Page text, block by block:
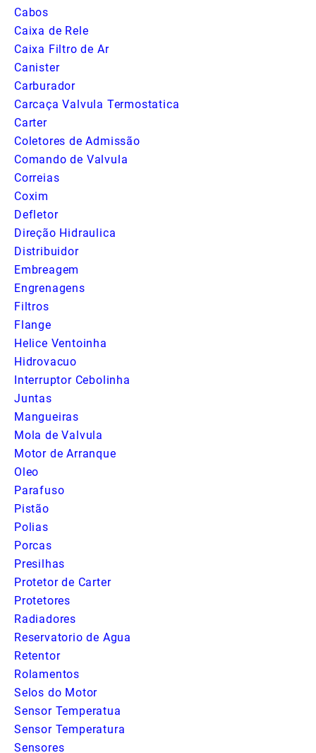
Cabos
Caixa de Rele
Caixa Filtro de Ar
Canister
Carburador
Carcaça Valvula Termostatica
Carter
Coletores de Admissão
Comando de Valvula
Correias
Coxim
Defletor
Direção Hidraulica
Distribuidor
Embreagem
Engrenagens
Filtros
Flange
Helice Ventoinha
Hidrovacuo
Interruptor Cebolinha
Juntas
Mangueiras
Mola de Valvula
Motor de Arranque
Oleo
Parafuso
Pistão
Polias
Porcas
Presilhas
Protetor de Carter
Protetores
Radiadores
Reservatorio de Agua
Retentor
Rolamentos
Selos do Motor
Sensor Temperatua
Sensor Temperatura
Sensores